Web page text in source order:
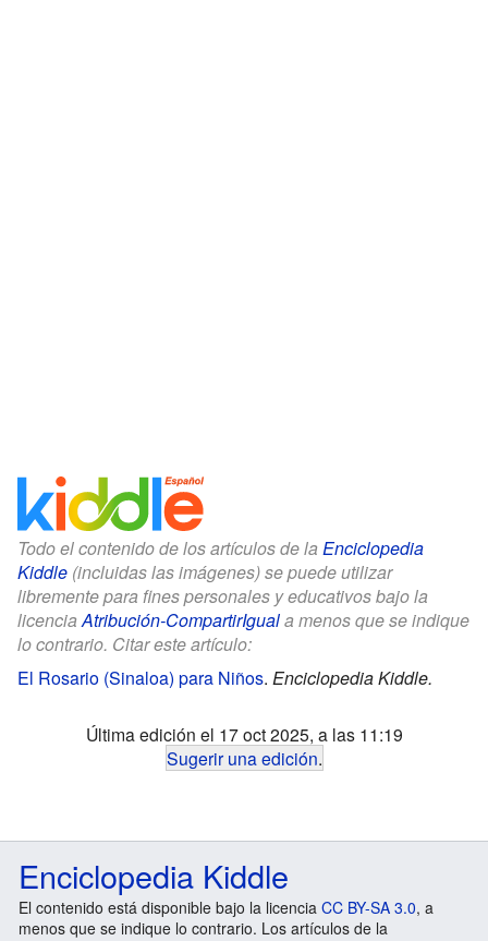
Todo el contenido de los artículos de la Enciclopedia
Kiddle (incluidas las imágenes) se puede utilizar
libremente para fines personales y educativos bajo la
licenciaAtribución-CompartirIguala menos que se indique
lo contrario. Citar este artículo:
El Rosario (Sinaloa) para Niños. Enciclopedia Kiddle.
Última edición el 17 oct 2025, a las 11:19
Sugerir una edición.
Enciclopedia Kiddle
El contenido está disponible bajo la licencia CC BY-SA 3.0, a
menos que se indique lo contrario. Los artículos de la